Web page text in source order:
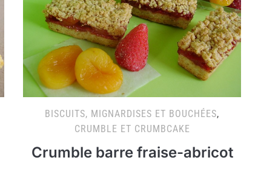
BISCUITS, MIGNARDISES ET BOUCHÉES,
CRUMBLE ET CRUMBCAKE
Crumble barre fraise-abricot